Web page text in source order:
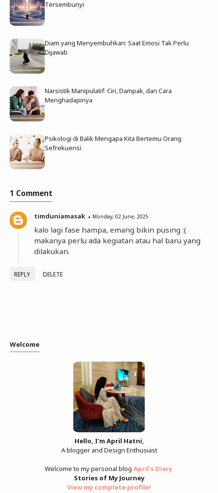
Tersembunyi
Diam yang Menyembuhkan: Saat Emosi Tak Perlu
Dijawab
Narsistik Manipulatif: Ciri, Dampak, dan Cara
Menghadapinya
Psikologi di Balik Mengapa Kita Bertemu Orang
Sefrekuensi
1 Comment
timduniamasak Monday, 02 June, 2025
kalo lagi fase hampa, emang bikin pusing :(
makanya perlu ada kegiatan atau hal baru yang
dilakukan.
REPLY DELETE
Welcome
Hello, I'm April Hatni,
A blogger and Design Enthusiast
Welcome to my personal blog April's Diary
Stories of My Journey
View my complete profile!